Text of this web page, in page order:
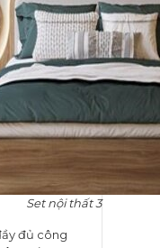
3
đủ công